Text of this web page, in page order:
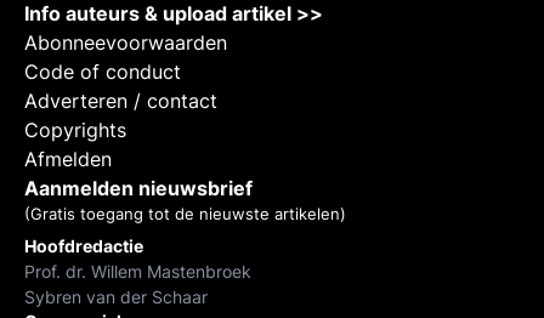
Info auteurs & upload artikel >>
Abonneevoorwaarden
Code of conduct
Adverteren / contact
Copyrights
Afmelden
Aanmelden nieuwsbrief
(Gratis toegang tot de nieuwste artikelen)
Hoofdredactie
Prof. dr. Willem Mastenbroek
Sybren van der Schaar